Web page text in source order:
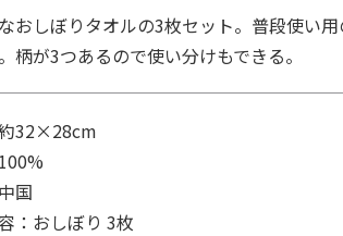
おしぼりタオルの3枚セット。普段使い
柄が3つあるので使い分けもできる。
32×28cm
国
：おしぼり 3枚